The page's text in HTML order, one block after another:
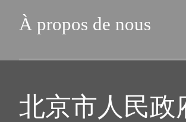
À propos de nous
北京市人民政